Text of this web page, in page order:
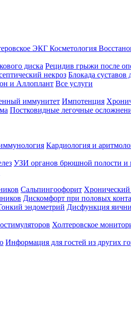
ЭКГ Косметология
диска Рецидив грыжи после
некроз Блокада
и Аллоплант Все услуги
иммунитет Импотенция
Постковидные легочные
Кардиология и
УЗИ органов брюшной полости и
Сальпингоофорит
Дискомфорт при половых
эндометрий Дисфункция
Холтеровское
Информация для гостей из других